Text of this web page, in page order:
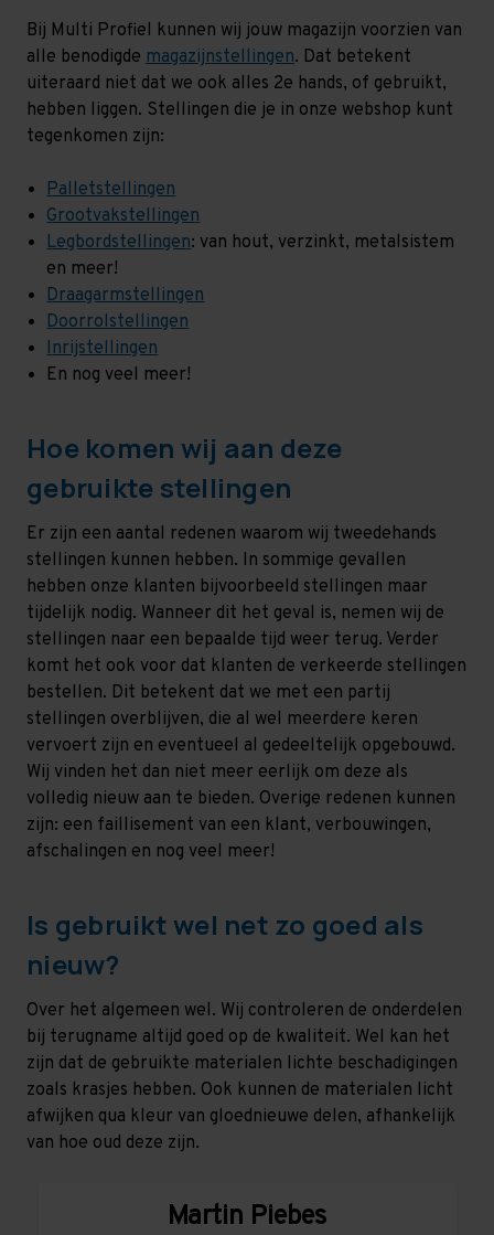
Martin Piebes
Bij Multi Profiel kunnen wij jouw magazijn voorzien van
alle benodigde magazijnstellingen. Dat betekent
uiteraard niet dat we ook alles 2e hands, of gebruikt,
hebben liggen. Stellingen die je in onze webshop kunt
tegenkomen zijn:
Palletstellingen
Grootvakstellingen
Legbordstellingen: van hout, verzinkt, metalsistem
en meer!
Draagarmstellingen
Doorrolstellingen
Inrijstellingen
En nog veel meer!
Hoe komen wij aan deze
gebruikte stellingen
Er zijn een aantal redenen waarom wij tweedehands
stellingen kunnen hebben. In sommige gevallen
hebben onze klanten bijvoorbeeld stellingen maar
tijdelijk nodig. Wanneer dit het geval is, nemen wij de
stellingen naar een bepaalde tijd weer terug. Verder
komt het ook voor dat klanten de verkeerde stellingen
bestellen. Dit betekent dat we met een partij
stellingen overblijven, die al wel meerdere keren
vervoert zijn en eventueel al gedeeltelijk opgebouwd.
Wij vinden het dan niet meer eerlijk om deze als
volledig nieuw aan te bieden. Overige redenen kunnen
zijn: een faillisement van een klant, verbouwingen,
afschalingen en nog veel meer!
Is gebruikt wel net zo goed als
nieuw?
Over het algemeen wel. Wij controleren de onderdelen
bij terugname altijd goed op de kwaliteit. Wel kan het
zijn dat de gebruikte materialen lichte beschadigingen
zoals krasjes hebben. Ook kunnen de materialen licht
afwijken qua kleur van gloednieuwe delen, afhankelijk
van hoe oud deze zijn.